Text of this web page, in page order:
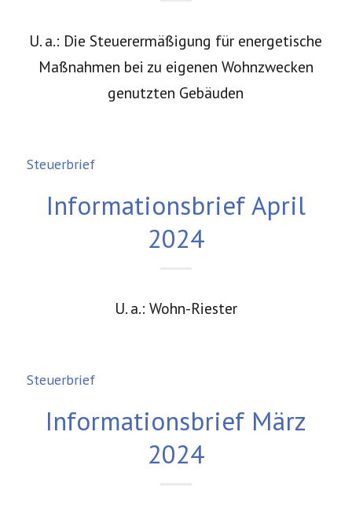
U. a.: Die Steuerermäßigung für energetische
Maßnahmen bei zu eigenen Wohnzwecken
genutzten Gebäuden
Steuerbrief
Informationsbrief April
2024
U. a.: Wohn-Riester
Steuerbrief
Informationsbrief März
2024